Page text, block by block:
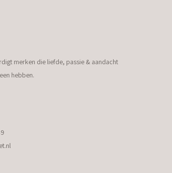
merken die liefde, passie & aandacht
hebben.